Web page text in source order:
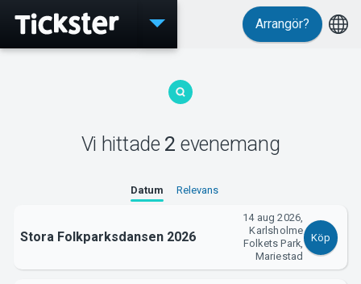
Evenemang
MyTickster
Support
Arrangör?
Vi hittade 2 evenemang
Datum Relevans
Stora Folkparksdansen 2026
14 aug 2026,
Karlsholme
Folkets Park,
Mariestad
Köp